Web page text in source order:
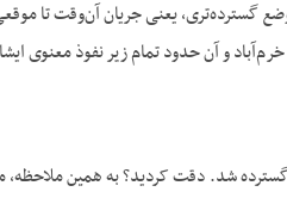
یعنی جریان آن‌وقت تا
و آن حدود تمام زیر نفوذ معنوی
شد. دقت کردید؟ به همین ملاحظه،